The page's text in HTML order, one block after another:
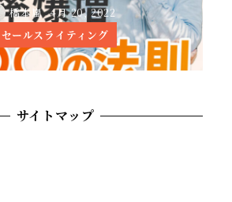
橋本嵐 4月 20, 2022
セールスライティング
サイトマップ